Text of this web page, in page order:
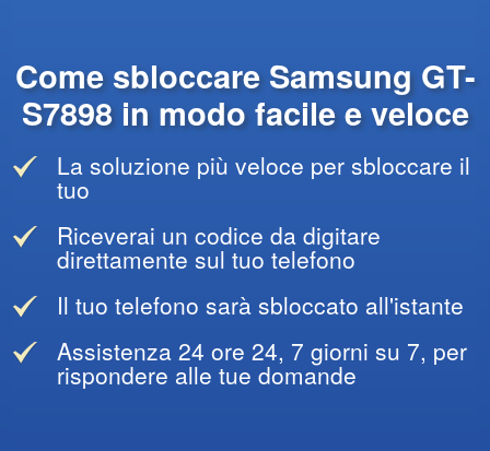
Come sbloccare Samsung GT-
S7898 in modo facile e veloce
La soluzione più veloce per sbloccare il
tuo
Riceverai un codice da digitare
direttamente sul tuo telefono
Il tuo telefono sarà sbloccato all'istante
Assistenza 24 ore 24, 7 giorni su 7, per
rispondere alle tue domande